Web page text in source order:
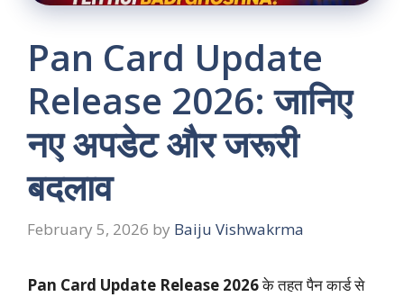
Pan Card Update
Release 2026: जानिए
नए अपडेट और जरूरी
बदलाव
February 5, 2026 by Baiju Vishwakrma
Pan Card Update Release 2026के तहत पैन कार्ड से